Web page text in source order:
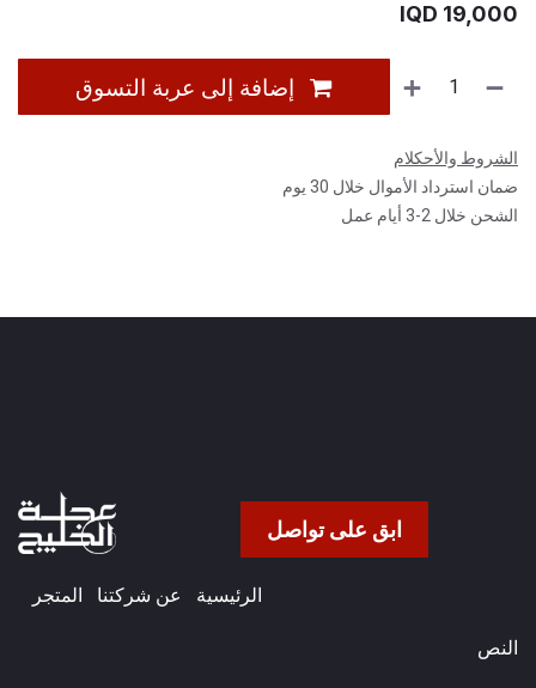
19,000
إضافة إلى عربة التسوق
الشروط والأحكلام
ضمان استرداد الأموال خلال 30 يوم
الشحن خلال 2-3 أيام عمل
ابق على تواصل
الرئيسية عن شركتنا​ المتجر
النص